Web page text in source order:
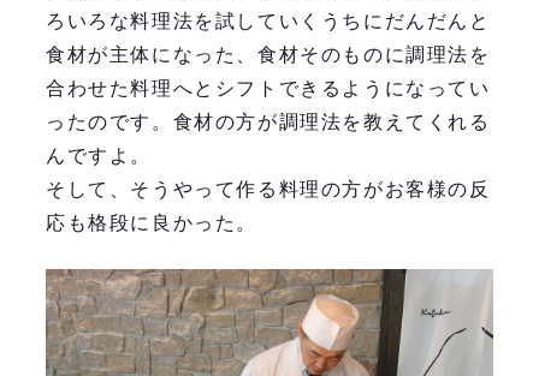
ろいろな料理法を試していくうちにだんだんと
食材が主体になった、食材そのものに調理法を
合わせた料理へとシフトできるようになってい
ったのです。食材の方が調理法を教えてくれる
んですよ。
そして、そうやって作る料理の方がお客様の反
応も格段に良かった。